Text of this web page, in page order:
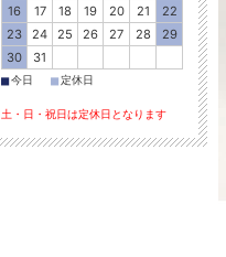
16
17 18 19 20 21
22
23
24 25 26 27 28
29
30
31
■今日 ■定休日
土・日・祝日は定休日となります